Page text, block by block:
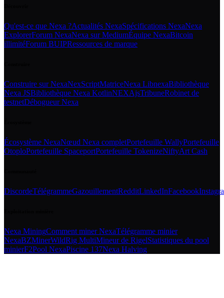
Qu'est-ce que Nexa ?Actualités NexaSpécifications NexaNexa
ExplorerForum NexaNexa sur MediumÉquipe NexaBitcoin
illimitéForum BUIPRessources de marque
Construire sur NexaNexScriptMatriceNexa LibnexaBibliothèque
Nexa JSBibliothèque Nexa KotlinNEXAjsTribuneRobinet de
testnetDébogueur Nexa
Écosystème NexaNœud Nexa completPortefeuille WallyPortefeuille
OtoploPortefeuille SpaceportPortefeuille TokenizeNiftyArt Cash
DiscordeTélégrammeGazouillementRedditLinkedInFacebook
Nexa MiningComment miner NexaTélégramme minier
NexaBZMinerWildRig MultiMineur de RigelStatistiques du pool
minierF2Pool NexaPiscine 137Nexa Halving